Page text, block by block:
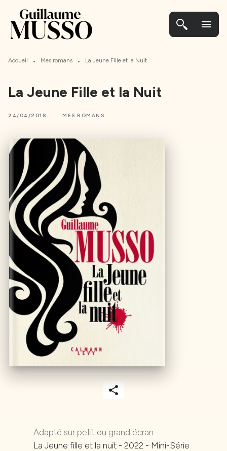
MENU CONTENU PIED DE PAGE
menu
Accueil • Mes romans • La Jeune Fille et la Nuit
La Jeune Fille et la Nuit
24/04/2018 MES ROMANS
film-roll
Adapté sur petit ou grand écran
La Jeune fille et la nuit - 2022 - Mini-Série